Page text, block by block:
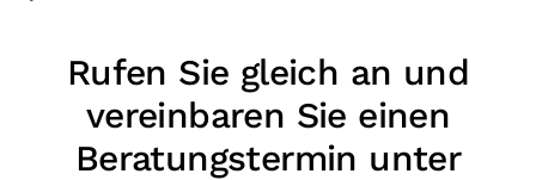
Rufen Sie gleich an und
vereinbaren Sie einen
Beratungstermin unter